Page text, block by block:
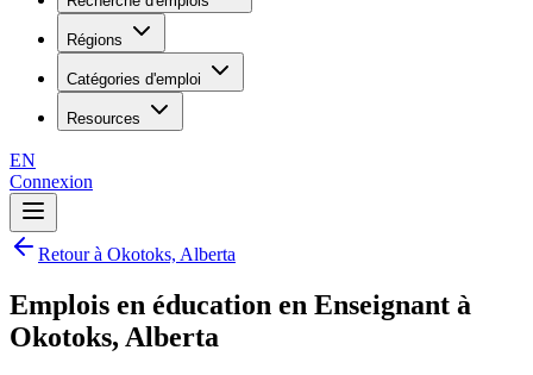
Régions
Catégories d'emploi
Resources
EN
Connexion
Retour à Okotoks, Alberta
Emplois en éducation en Enseignant à
Okotoks, Alberta